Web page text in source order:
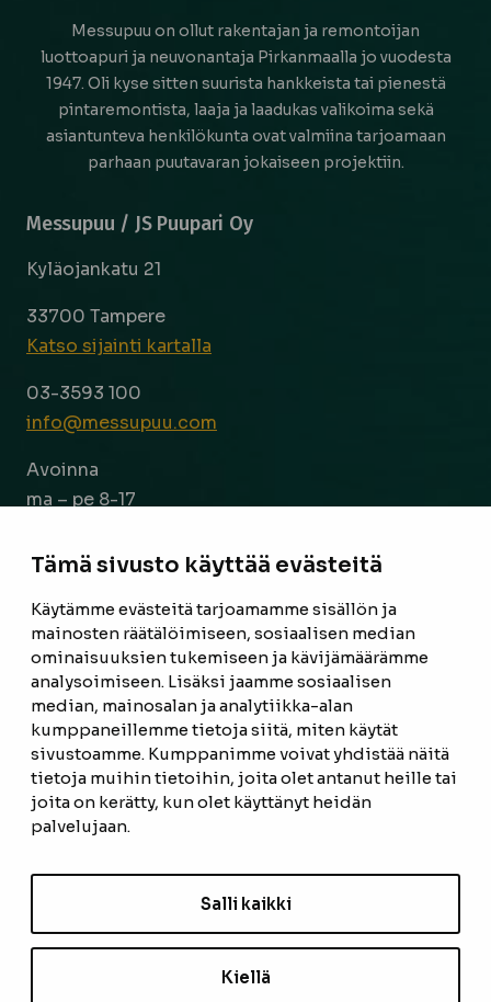
Tämä sivusto käyttää evästeitä
Käytämme evästeitä tarjoamamme sisällön ja
mainosten räätälöimiseen, sosiaalisen median
ominaisuuksien tukemiseen ja kävijämäärämme
analysoimiseen. Lisäksi jaamme sosiaalisen
median, mainosalan ja analytiikka-alan
kumppaneillemme tietoja siitä, miten käytät
sivustoamme. Kumppanimme voivat yhdistää näitä
tietoja muihin tietoihin, joita olet antanut heille tai
joita on kerätty, kun olet käyttänyt heidän
palvelujaan.
Salli kaikki
Kiellä
Messupuu on ollut rakentajan ja remontoijan
luottoapuri ja neuvonantaja Pirkanmaalla jo vuodesta
1947. Oli kyse sitten suurista hankkeista tai pienestä
pintaremontista, laaja ja laadukas valikoima sekä
asiantunteva henkilökunta ovat valmiina tarjoamaan
parhaan puutavaran jokaiseen projektiin.
Messupuu / JS Puupari Oy
Kyläojankatu 21
33700 Tampere
Katso sijainti kartalla
03-3593 100
info@messupuu.com
Avoinna
ma – pe 8-17
ETUSIVU
TUOTTEET
REFERENSSIT
OTA YHTEYTTÄ
TIETOSUOJASELOSTE
EVÄSTEASETUKSET